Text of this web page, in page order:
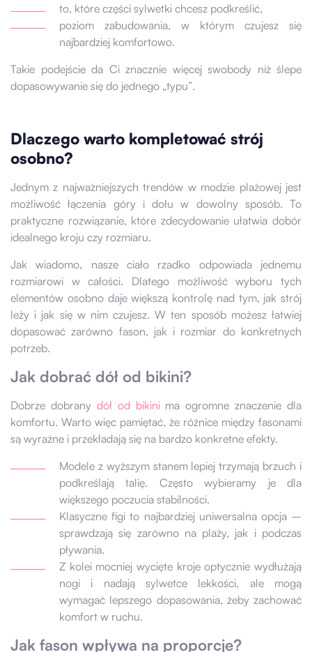
to, które części sylwetki chcesz podkreślić,
poziom zabudowania, w którym czujesz się
najbardziej komfortowo.
Takie podejście da Ci znacznie więcej swobody niż ślepe
dopasowywanie się do jednego „typu”.
Dlaczego warto kompletować strój
osobno?
Jednym z najważniejszych trendów w modzie plażowej jest
możliwość łączenia góry i dołu w dowolny sposób. To
praktyczne rozwiązanie, które zdecydowanie ułatwia dobór
idealnego kroju czy rozmiaru.
Jak wiadomo, nasze ciało rzadko odpowiada jednemu
rozmiarowi w całości. Dlatego możliwość wyboru tych
elementów osobno daje większą kontrolę nad tym, jak strój
leży i jak się w nim czujesz. W ten sposób możesz łatwiej
dopasować zarówno fason, jak i rozmiar do konkretnych
potrzeb.
Jak dobrać dół od bikini?
Dobrze dobrany dół od bikinima ogromne znaczenie dla
komfortu. Warto więc pamiętać, że różnice między fasonami
są wyraźne i przekładają się na bardzo konkretne efekty.
Modele z wyższym stanem lepiej trzymają brzuch i
podkreślają talię. Często wybieramy je dla
większego poczucia stabilności.
Klasyczne figi to najbardziej uniwersalna opcja –
sprawdzają się zarówno na plaży, jak i podczas
pływania.
Z kolei mocniej wycięte kroje optycznie wydłużają
nogi i nadają sylwetce lekkości, ale mogą
wymagać lepszego dopasowania, żeby zachować
komfort w ruchu.
Jak fason wpływa na proporcje?